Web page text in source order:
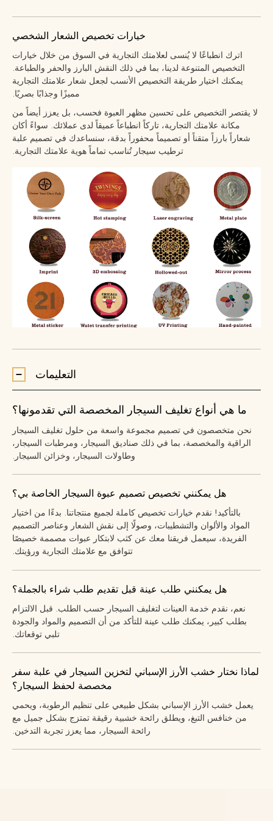
خيارات تخصيص الشعار الشخصي
اترك انطباعًا لا يُنسى لعلامتك التجارية في السوق من خلال خيارات
التخصيص المتنوعة لدينا، بما في ذلك النقش البارز والحفر والطباعة.
يمكنك اختيار طريقة التخصيص الأنسب لجعل شعار علامتك التجارية
مميزًا وجذابًا بصريًا.
لا يقتصر التخصيص على تحسين مظهر العبوة فحسب، بل يعزز أيضاً من
مكانة علامتك التجارية، تاركاً انطباعاً عميقاً لدى عملائك. سواءً أكان
شعاراً بارزاً متقناً أو تصميماً محفوراً بدقة، سنساعدك في تصميم علبة
ترطيب سيجار تُناسب تماماً هوية علامتك التجارية.
التعليمات
ما هي أنواع تغليف السيجار المخصصة التي تقدمونها؟
نحن متخصصون في تصميم مجموعة واسعة من حلول تغليف السيجار
الراقية والمخصصة، بما في ذلك صناديق السيجار، ومرطبات السيجار،
وطاولات السيجار، وخزائن السيجار.
هل يمكنني تخصيص تصميم عبوة السيجار الخاصة بي؟
بالتأكيد! نقدم خيارات تخصيص كاملة لجميع منتجاتنا. بدءًا من اختيار
المواد والألوان والتشطيبات، وصولًا إلى نقش الشعار وعناصر التصميم
الفريدة، سيعمل فريقنا معك عن كثب لابتكار عبوات مصممة خصيصًا
تتوافق مع علامتك التجارية ورؤيتك.
هل يمكنني طلب عينة قبل تقديم طلب شراء بالجملة؟
نعم، نقدم خدمة العينات لتغليف السيجار حسب الطلب. قبل الالتزام
بطلب كبير، يمكنك طلب عينة للتأكد من أن التصميم والمواد والجودة
تلبي توقعاتك.
لماذا نختار خشب الأرز الإسباني لتخزين السيجار في علبة سفر
مخصصة لحفظ السيجار؟
يعمل خشب الأرز الإسباني بشكل طبيعي على تنظيم الرطوبة، ويحمي
من خنافس التبغ، ويطلق رائحة خشبية رقيقة تمتزج بشكل جميل مع
رائحة السيجار، مما يعزز تجربة التدخين.